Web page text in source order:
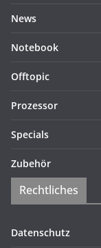
News
Notebook
Offtopic
Prozessor
Specials
Zubehör
Rechtliches
Datenschutz